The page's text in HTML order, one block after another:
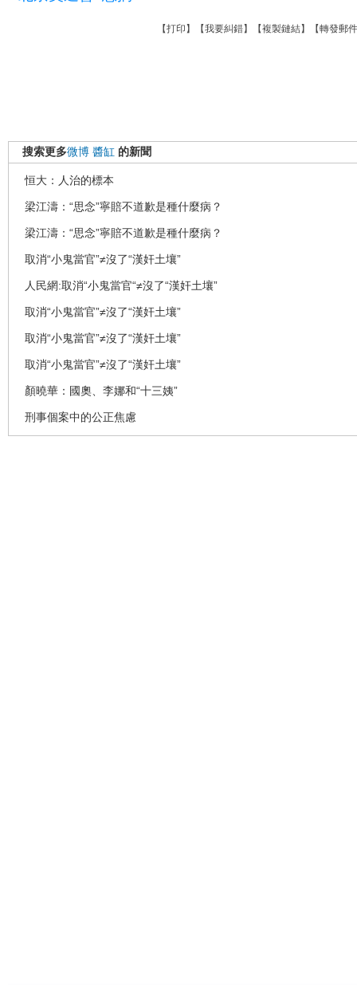
【打印 】【我要糾錯】【複製鏈結】【轉發郵件
搜索更多微博 醬缸 的新聞
恒大：人治的標本
梁江濤：“思念”寧賠不道歉是種什麼病？
梁江濤：“思念”寧賠不道歉是種什麼病？
取消“小鬼當官”≠沒了“漢奸土壤”
人民網:取消“小鬼當官“≠沒了“漢奸土壤”
取消“小鬼當官”≠沒了“漢奸土壤”
取消“小鬼當官”≠沒了“漢奸土壤”
取消“小鬼當官”≠沒了“漢奸土壤”
顏曉華：國奧、李娜和“十三姨”
刑事個案中的公正焦慮